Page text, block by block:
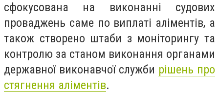
сфокусована на виконанні судових
проваджень саме по виплаті аліментів, а
також створено штаби з моніторингу та
контролю за станом виконання органами
державної виконавчої служби рішень про
стягнення аліментів.